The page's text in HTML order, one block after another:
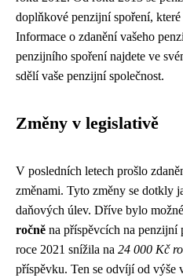
doplňkové penzijní spoření,
Informace o zdanění vašeho
penzijního spoření najdete ve
sdělí vaše penzijní společnost.
Změny v legislativě
V posledních letech prošlo
změnami. Tyto změny se dotkly
daňových úlev. Dříve bylo
ročně na příspěvcích na penzijní
roce 2021 snížila na 24 000 Kč
příspěvku. Ten se odvíjí od výše